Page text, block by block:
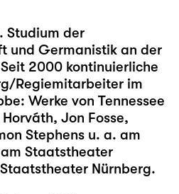
Studium der
und Germanistik an der
2000 kontinuierliche
Regiemitarbeiter im
Werke von Tennessee
Jon Fosse,
Stephens u. a. am
Staatstheater
Nürnberg.